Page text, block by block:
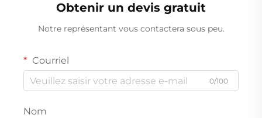
Obtenir un devis gratuit
Notre représentant vous contactera sous peu.
Courriel
0/100
Nom